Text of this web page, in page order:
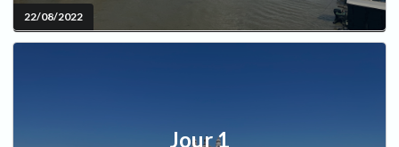
22/08/2022
Jour 1